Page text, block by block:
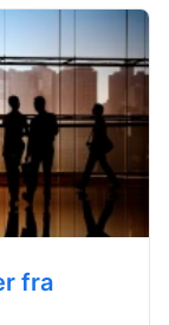
fra